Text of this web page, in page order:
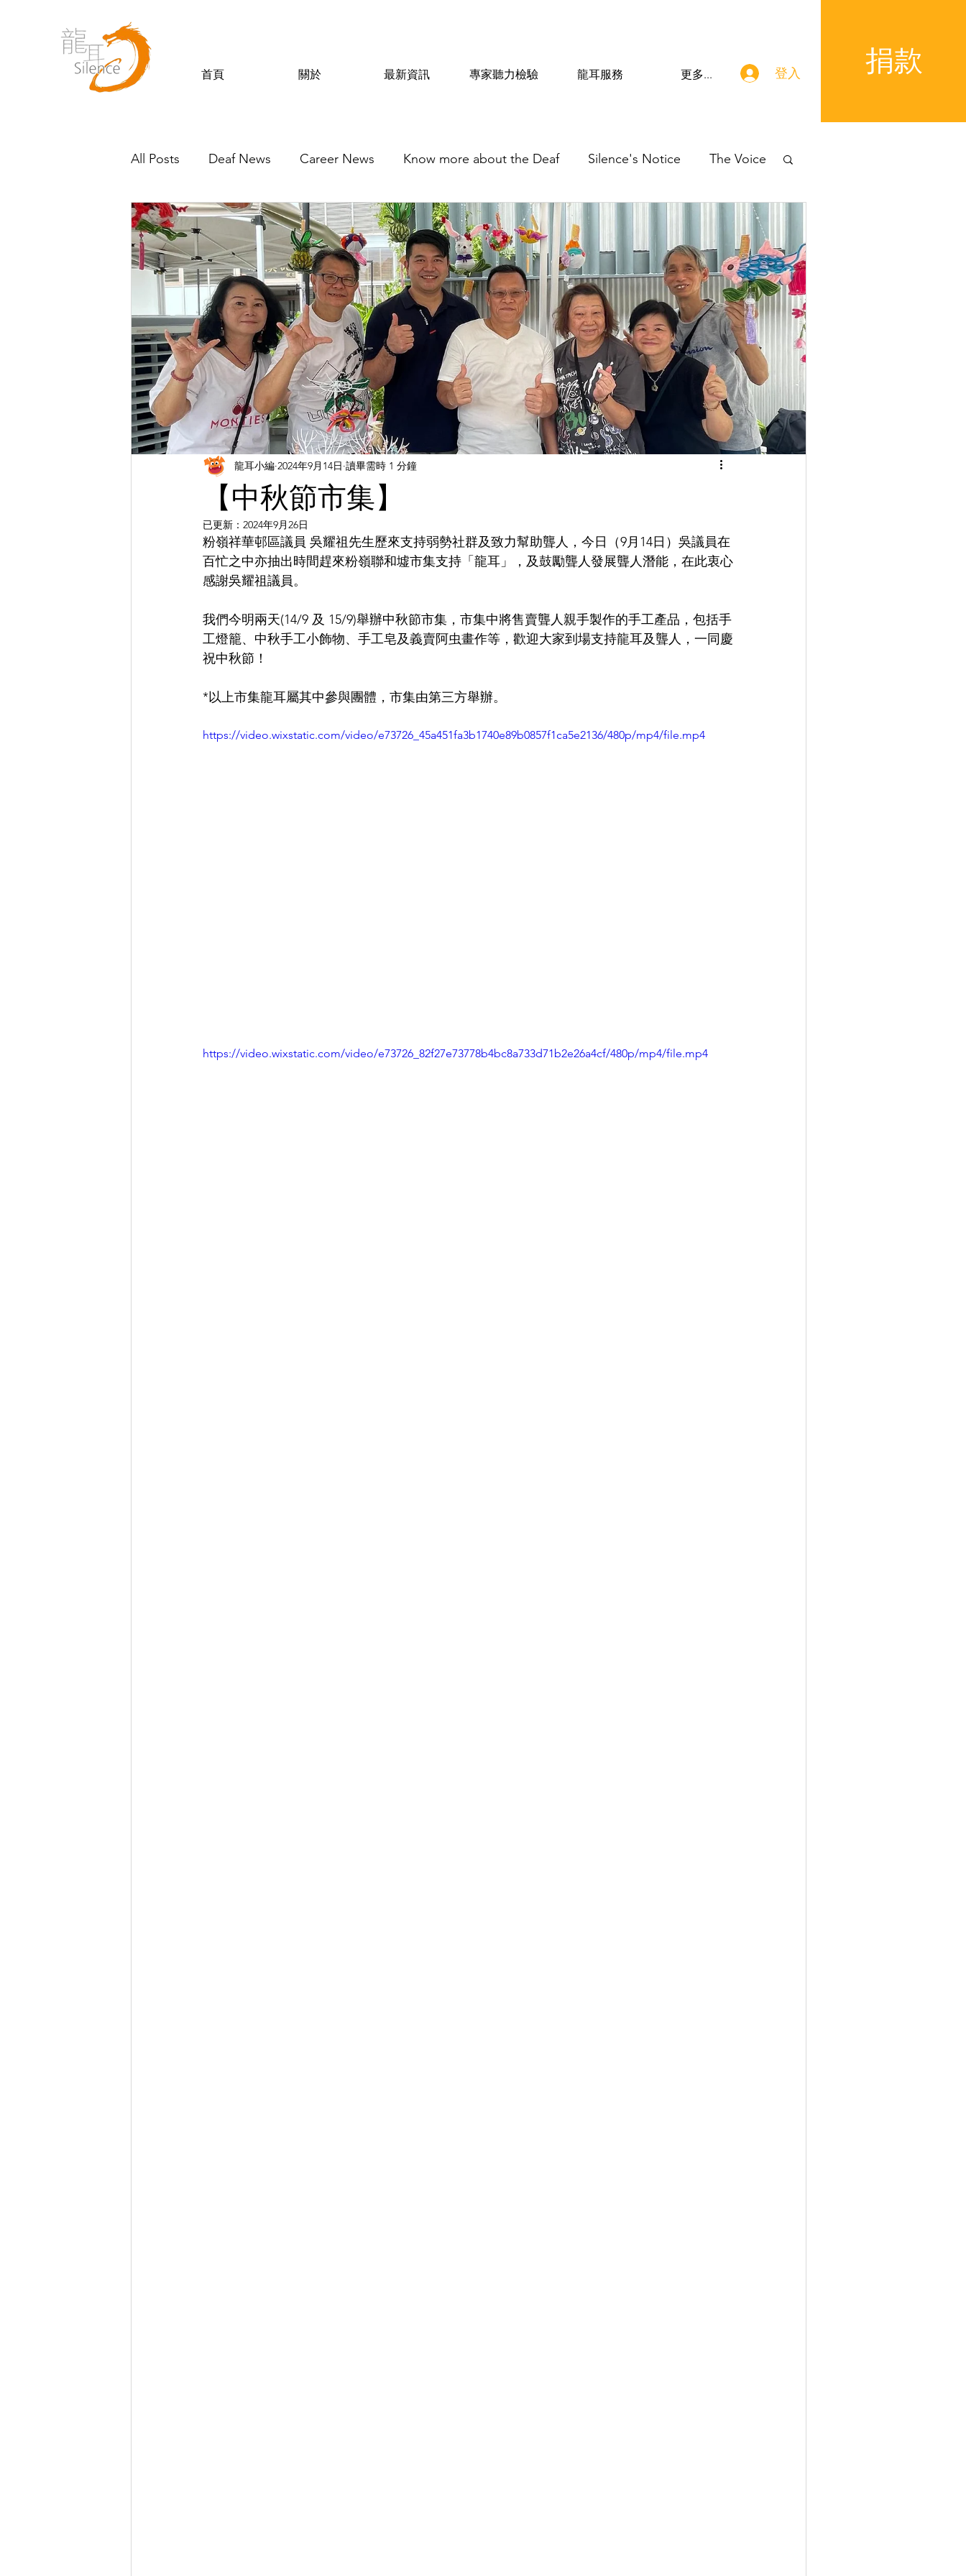
首頁 關於 最新資訊 專家聽力檢驗 龍耳服務 更多... 登入 捐款
All Posts Deaf News Career News Know more about the Deaf Silence's Notice The Voice
Silence’s Friends
【中秋節市集】
龍耳小編 2024年9月14日 讀畢需時 1 分鐘
已更新： 2024年9月26日
粉嶺祥華邨區議員 吳耀祖先生歷來支持弱勢社群及致力幫助聾人，今日（9月14日）吳議員在
百忙之中亦抽出時間趕來粉嶺聯和墟市集支持「龍耳」，及鼓勵聾人發展聾人潛能，在此衷心
感謝吳耀祖議員。
我們今明兩天(14/9 及 15/9)舉辦中秋節市集，市集中將售賣聾人親手製作的手工產品，包括手
工燈籠、中秋手工小飾物、手工皂及義賣阿虫畫作等，歡迎大家到場支持龍耳及聾人，一同慶
祝中秋節！
*以上市集龍耳屬其中參與團體，市集由第三方舉辦。
https://video.wixstatic.com/video/e73726_45a451fa3b1740e89b0857f1ca5e2136/480p/mp4/file.mp4
https://video.wixstatic.com/video/e73726_82f27e73778b4bc8a733d71b2e26a4cf/480p/mp4/file.mp4